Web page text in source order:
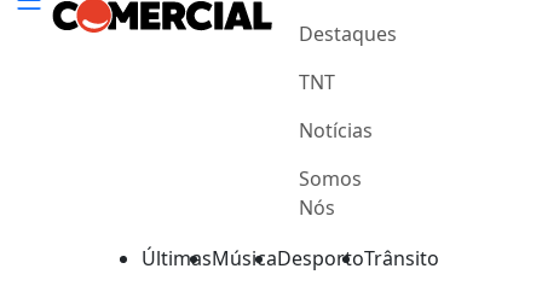
Destaques
TNT
Notícias
Somos
Nós
ÚltimasMúsicaDesportoTrânsito